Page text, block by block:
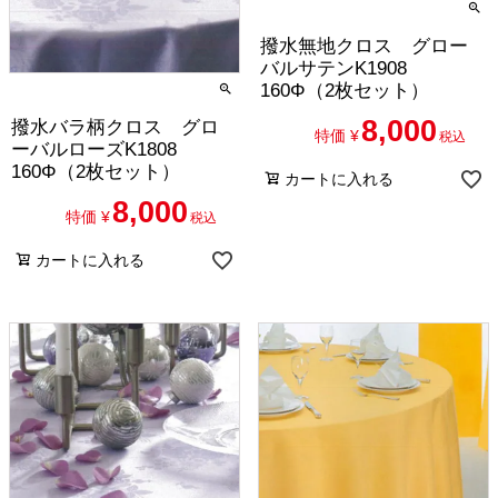
撥水バラ柄クロス グロ
ーバルローズK1808
160Φ（2枚セット）
特価 ¥8,000 税込
カートに入れる
撥水無地クロス グロー
バルサテンK1908
160Φ（2枚セット）
特価 ¥8,000 税込
カートに入れる